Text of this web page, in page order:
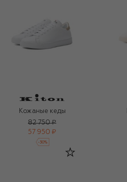
Кожаные кеды
82 750 ₽
57 950 ₽
-30%